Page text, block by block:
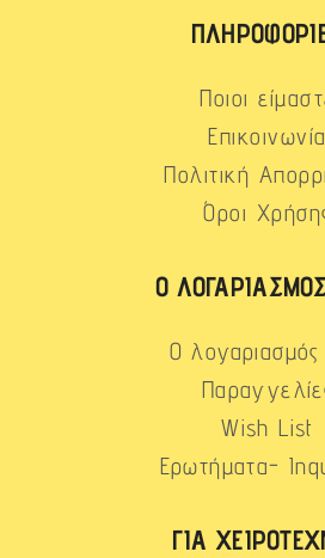
Ποιοι
Επικοινωνία
Πολιτική
Όροι
Ο
Ο
Wish List
Ερωτήματα-
ΓΙΑ